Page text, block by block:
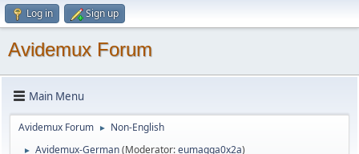
Log in Sign up
Avidemux Forum
Main Menu
Avidemux Forum ► Non-English
► Avidemux-German(Moderator:eumagga0x2a)